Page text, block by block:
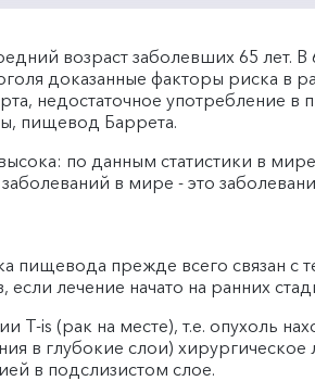
возраст заболевших 65
доказанные факторы риска в
недостаточное употребление
пищевод Баррета.
по данным статистики в
в мире - это
пищевода прежде всего связан с
лечение начато на ранних
is (рак на месте), т.е. опухоль
в глубокие слои)
в подслизистом слое.